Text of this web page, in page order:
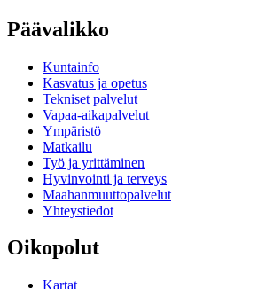
Päävalikko
Kunta­info
Kasvatus ja opetus
Tekniset palvelut
Vapaa-aika­palvelut
Ympä­ristö
Mat­kailu
Työ ja yrittä­minen
Hyvinvointi ja terveys
Maahanmuuttopalvelut
Yhteystiedot
Oikopolut
Kartat